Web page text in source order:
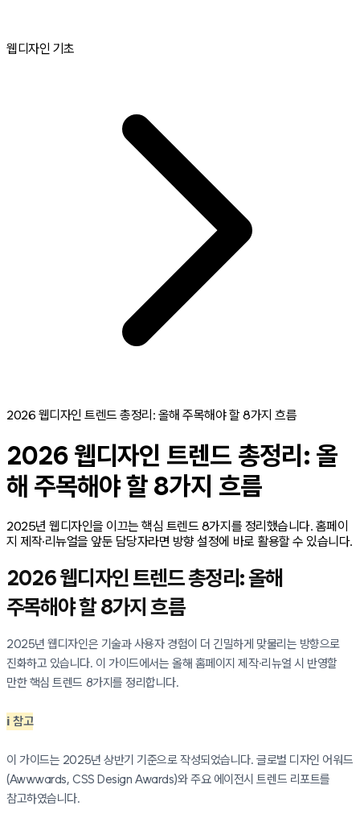
웹디자인 기초
2026 웹디자인 트렌드 총정리: 올해 주목해야 할 8가지 흐름
2026 웹디자인 트렌드 총정리: 올
해 주목해야 할 8가지 흐름
2025년 웹디자인을 이끄는 핵심 트렌드 8가지를 정리했습니다. 홈페이
지 제작·리뉴얼을 앞둔 담당자라면 방향 설정에 바로 활용할 수 있습니다.
2026 웹디자인 트렌드 총정리: 올해
주목해야 할 8가지 흐름
2025년 웹디자인은 기술과 사용자 경험이 더 긴밀하게 맞물리는 방향으로
진화하고 있습니다. 이 가이드에서는 올해 홈페이지 제작·리뉴얼 시 반영할
만한 핵심 트렌드 8가지를 정리합니다.
ℹ️ 참고
이 가이드는 2025년 상반기 기준으로 작성되었습니다. 글로벌 디자인 어워드
(Awwwards, CSS Design Awards)와 주요 에이전시 트렌드 리포트를
참고하였습니다.